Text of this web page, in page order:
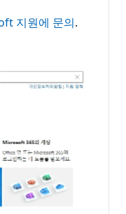
지원에 문의.